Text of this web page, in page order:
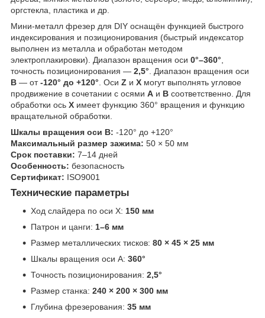
оргстекла, пластика и др.
Мини-металл фрезер для DIY оснащён функцией быстрого
индексирования и позиционирования (быстрый индексатор
выполнен из металла и обработан методом
электроплакировки). Диапазон вращения оси 0°–360°
точность позиционирования — 2,5° . Диапазон вращения оси
B — от-120° до +120° . Оси Z и X могут выполнять угловое
продвижение в сочетании с осями A и B соответственно. Для
обработки ось X имеет функцию 360° вращения и функцию
вращательной обработки.
Шкалы вращения оси B: -120° до +120°
Максимальный размер зажима: 50 × 50 мм
Срок поставки: 7–14 дней
Особенность: безопасность
Сертификат: ISO9001
Технические параметры
Ход слайдера по оси X: 150 мм
Патрон и цанги: 1–6 мм
Размер металлических тисков: 80 × 45 × 25 мм
Шкалы вращения оси A: 360°
Точность позиционирования: 2,5°
Размер станка: 240 × 200 × 300 мм
Глубина фрезерования: 35 мм